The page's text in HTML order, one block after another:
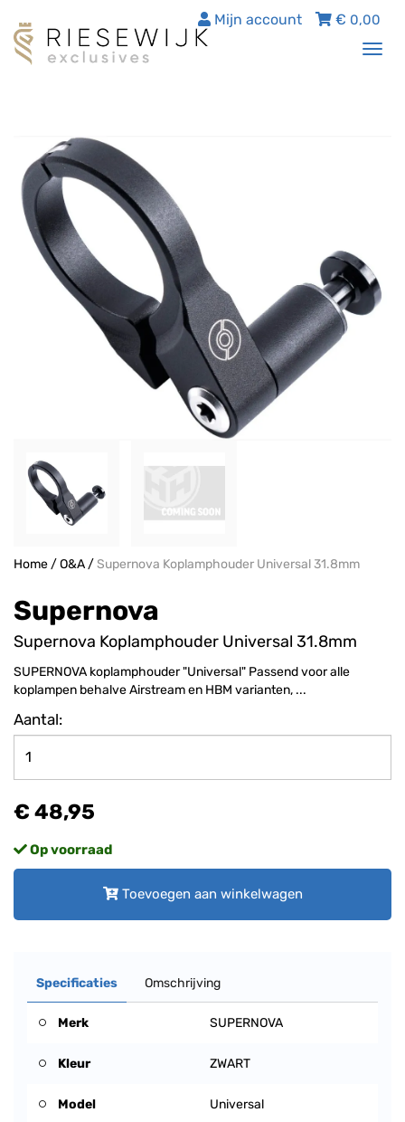
€ 0,00
Mijn account
Home/O&A/Supernova Koplamphouder Universal 31.8mm
Supernova
Supernova Koplamphouder Universal 31.8mm
SUPERNOVA koplamphouder "Universal" Passend voor alle
koplampen behalve Airstream en HBM varianten, ...
Aantal:
€ 48,95
Op voorraad
Toevoegen aan winkelwagen
Specificaties Omschrijving
Merk SUPERNOVA
Kleur ZWART
Model Universal